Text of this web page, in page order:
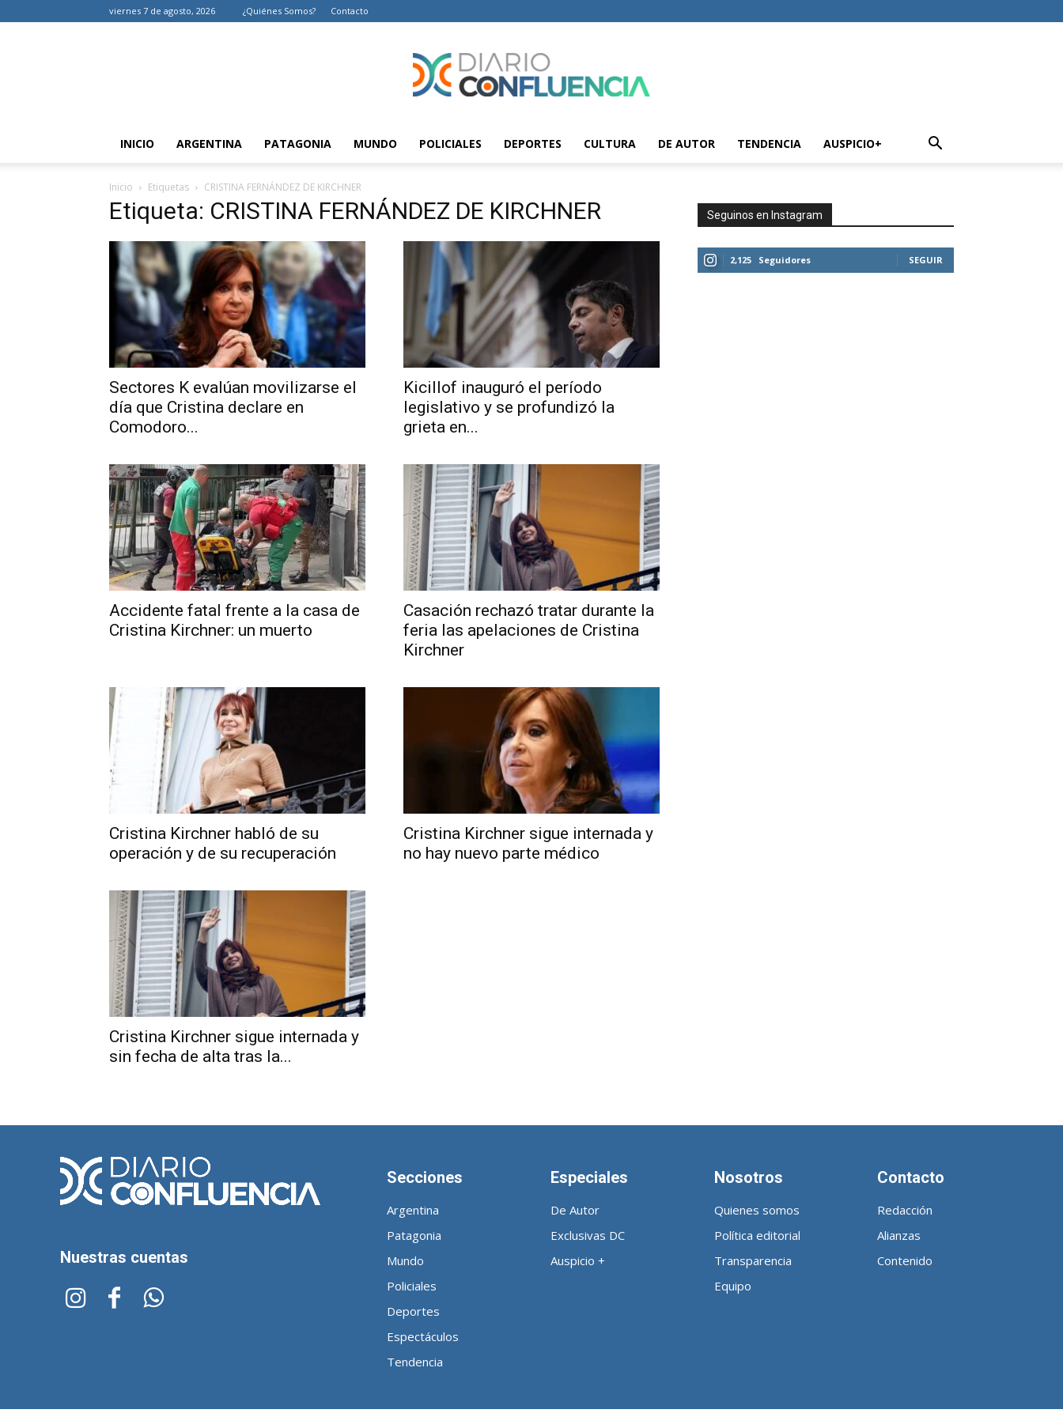
viernes 7 de agosto, 2026 ¿Quiénes Somos? Contacto
Diario
Confluencia
–
de
INICIO ARGENTINA PATAGONIA MUNDO POLICIALES DEPORTES CULTURA DE AUTOR TENDENCIA AUSPICIO+
Inicio Etiquetas CRISTINA FERNÁNDEZ DE KIRCHNER
Etiqueta: CRISTINA FERNÁNDEZ DE KIRCHNER
Sectores K evalúan movilizarse el
día que Cristina declare en
Comodoro...
Kicillof inauguró el período
legislativo y se profundizó la
grieta en...
Accidente fatal frente a la casa de
Cristina Kirchner: un muerto
Casación rechazó tratar durante la
feria las apelaciones de Cristina
Kirchner
Cristina Kirchner habló de su
operación y de su recuperación
Cristina Kirchner sigue internada y
no hay nuevo parte médico
Cristina Kirchner sigue internada y
sin fecha de alta tras la...
Seguinos en Instagram
2,125 Seguidores SEGUIR
Nuestras cuentas
Secciones
Argentina
Patagonia
Mundo
Policiales
Deportes
Espectáculos
Tendencia
Especiales
De Autor
Exclusivas DC
Auspicio +
Nosotros
Quienes somos
Política editorial
Transparencia
Equipo
Contacto
Redacción
Alianzas
Contenido